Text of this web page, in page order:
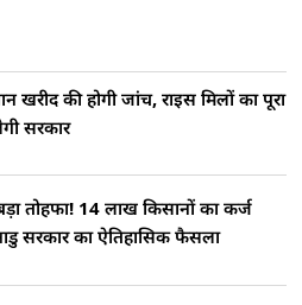
खरीद की होगी जांच, राइस मिलों का पूरा
सरकार
तोहफा! 14 लाख किसानों का कर्ज
सरकार का ऐतिहासिक फैसला